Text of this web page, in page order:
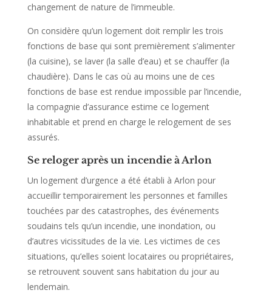
changement de nature de l’immeuble.
On considère qu’un logement doit remplir les trois
fonctions de base qui sont premièrement s’alimenter
(la cuisine), se laver (la salle d’eau) et se chauffer (la
chaudière). Dans le cas où au moins une de ces
fonctions de base est rendue impossible par l’incendie,
la compagnie d’assurance estime ce logement
inhabitable et prend en charge le relogement de ses
assurés.
Se reloger après un incendie à Arlon
Un logement d’urgence a été établi à Arlon pour
accueillir temporairement les personnes et familles
touchées par des catastrophes, des événements
soudains tels qu’un incendie, une inondation, ou
d’autres vicissitudes de la vie. Les victimes de ces
situations, qu’elles soient locataires ou propriétaires,
se retrouvent souvent sans habitation du jour au
lendemain.